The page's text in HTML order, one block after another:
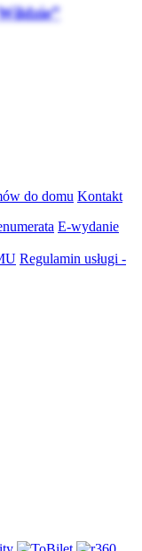
do domu Kontakt
E-wydanie
Regulamin usługi -